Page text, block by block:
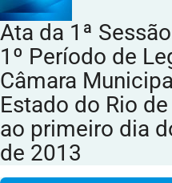
Ata da 1ª
1º Período de
Câmara
Estado do Rio
ao primeiro dia
de 2013